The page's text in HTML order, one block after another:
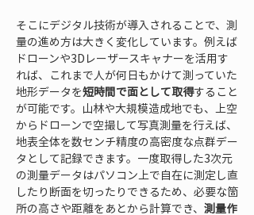
そこにデジタル技術が導入されることで、測
量の進め方は大きく変化しています。例えば
ドローンや3Dレーザースキャナーを活用す
れば、これまで人が何日もかけて測っていた
地形データを短時間で面として取得すること
が可能です。山林や大規模造成地でも、上空
からドローンで空撮して写真測量を行えば、
地表全体を数センチ精度の高密度な点群デー
タとして記録できます。一度取得した3次元
の測量データはパソコン上で自在に測定し直
したり断面を切ったりできるため、必要な箇
所の高さや距離をあとから計算でき、 測量作